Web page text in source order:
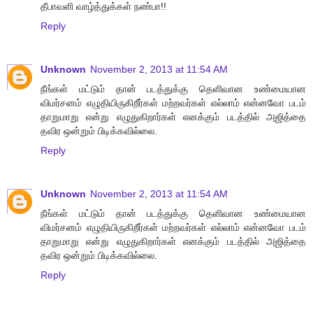
தீபாவளி வாழ்த்துக்கள் நண்பா!!
Reply
Unknown November 2, 2013 at 11:54 AM
நீங்கள் மட்டும் தான் படத்துக்கு தெளிவான உண்மையான
விமர்சனம் எழுதியிருகிறீர்கள் மற்றவர்கள் எல்லாம் என்னவோ படம்
தாறுமாறு என்று எழுதுகிறார்கள் எனக்கும் படத்தில் அஜித்தை
தவிர ஒன்றும் பிடிக்கவில்லை.
Reply
Unknown November 2, 2013 at 11:54 AM
நீங்கள் மட்டும் தான் படத்துக்கு தெளிவான உண்மையான
விமர்சனம் எழுதியிருகிறீர்கள் மற்றவர்கள் எல்லாம் என்னவோ படம்
தாறுமாறு என்று எழுதுகிறார்கள் எனக்கும் படத்தில் அஜித்தை
தவிர ஒன்றும் பிடிக்கவில்லை.
Reply